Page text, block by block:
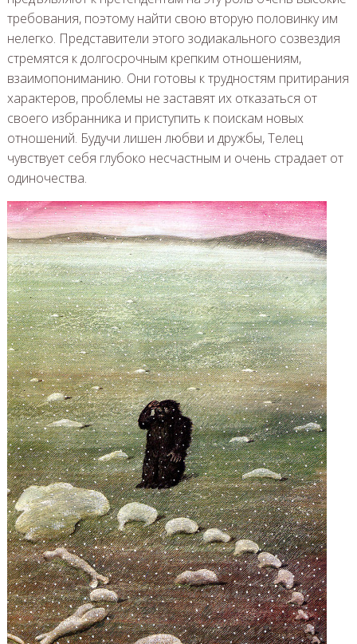
требования, поэтому найти свою вторую половинку им
нелегко. Представители этого зодиакального созвездия
стремятся к долгосрочным крепким отношениям,
взаимопониманию. Они готовы к трудностям притирания
характеров, проблемы не заставят их отказаться от
своего избранника и приступить к поискам новых
отношений. Будучи лишен любви и дружбы, Телец
чувствует себя глубоко несчастным и очень страдает от
одиночества.